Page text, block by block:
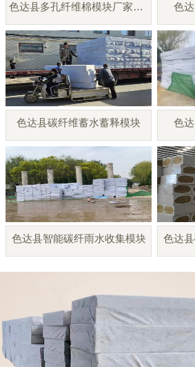
色达县多孔纤维棉模块厂家直销 色
色达县碳纤维蓄水蓄释模块 色
色达县智能碳纤雨水收集模块 色达